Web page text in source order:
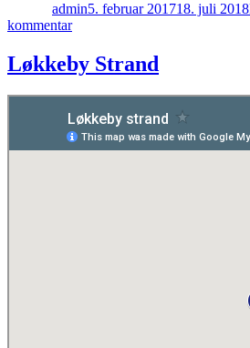
admin5. februar 201718. juli 2018
kommentartil
Løkkeby Strand